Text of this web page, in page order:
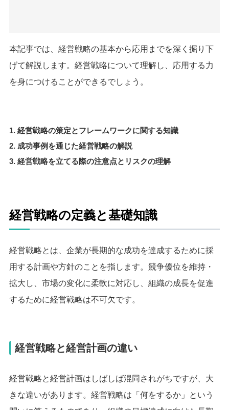
本記事では、経営戦略の基本から応用までを深く掘り下
げて解説します。経営戦略について理解し、応用する力
を身につけることができるでしょう。
経営戦略の策定とフレームワークに関する知識
成功事例を通じた経営戦略の解説
経営戦略を立てる際の注意点とリスクの理解
経営戦略の定義と基礎知識
経営戦略とは、企業が長期的な成功を達成するために採
用する計画や方針のことを指します。競争優位を維持・
拡大し、市場の変化に柔軟に対応し、組織の成長を促進
するために経営戦略は不可欠です。
経営戦略と経営計画の違い
経営戦略と経営計画はしばしば混同されがちですが、大
きな違いがあります。経営戦略は「何をするか」という